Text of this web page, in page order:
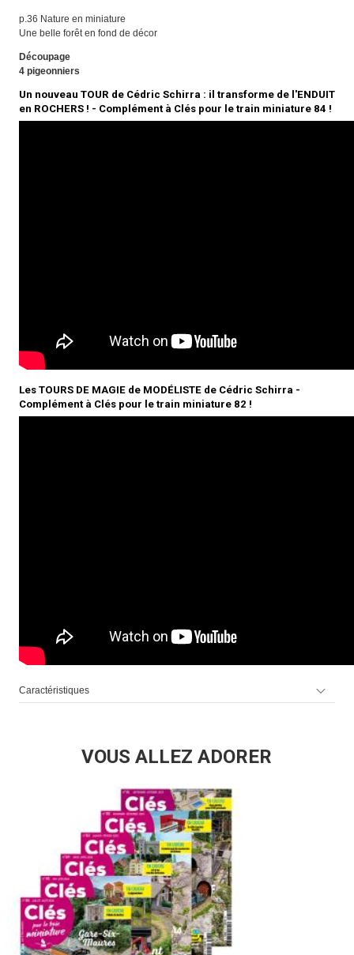
p.36 Nature en miniature
Une belle forêt en fond de décor
Découpage
4 pigeonniers
Un nouveau TOUR de Cédric Schirra : il transforme de l'ENDUIT
en ROCHERS ! - Complément à Clés pour le train miniature 84 !
Les TOURS DE MAGIE de MODÉLISTE de Cédric Schirra -
Complément à Clés pour le train miniature 82 !
Caractéristiques
VOUS ALLEZ ADORER